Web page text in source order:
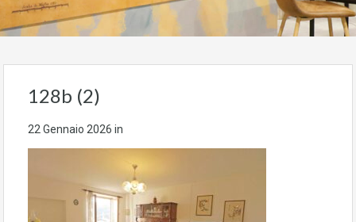
128b (2)
22 Gennaio 2026 in